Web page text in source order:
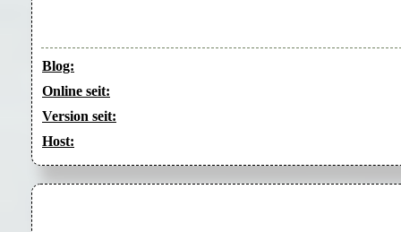
Blog:
Online seit:
Version seit:
Host: